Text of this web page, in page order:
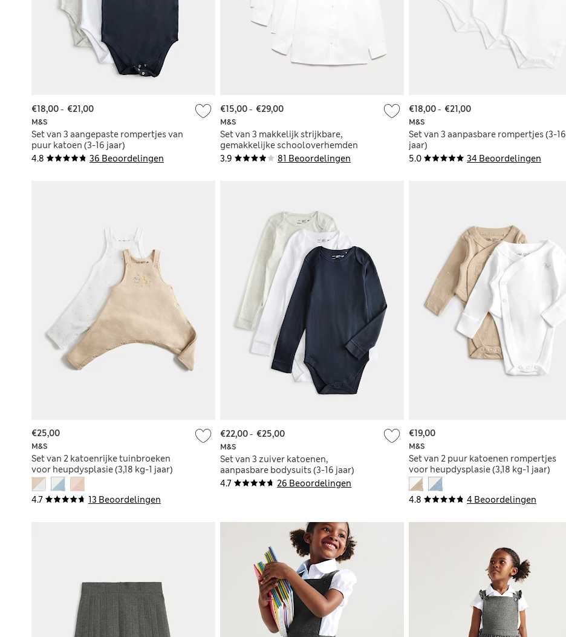
4.8 36 Beoordelingen
M&S
Set van 3 aangepaste rompertjes van
puur katoen (3-16 jaar)
€18,00- €21,00
3.9 81 Beoordelingen
M&S
Set van 3 makkelijk strijkbare,
gemakkelijke schooloverhemden
voor jongens (3-18 jaar)
€15,00- €29,00
5.0 34 Beoordelingen
M&S
Set van 3 aanpasbare rompertjes (3-16
jaar)
€18,00- €21,00
4.7 13 Beoordelingen
M&S
Set van 2 katoenrijke tuinbroeken
voor heupdysplasie (3,18 kg-1 jaar)
€25,00
4.7 26 Beoordelingen
M&S
Set van 3 zuiver katoenen,
aanpasbare bodysuits (3-16 jaar)
€22,00- €25,00
4.8 4 Beoordelingen
M&S
Set van 2 puur katoenen rompertjes
voor heupdysplasie (3,18 kg-1 jaar)
€19,00